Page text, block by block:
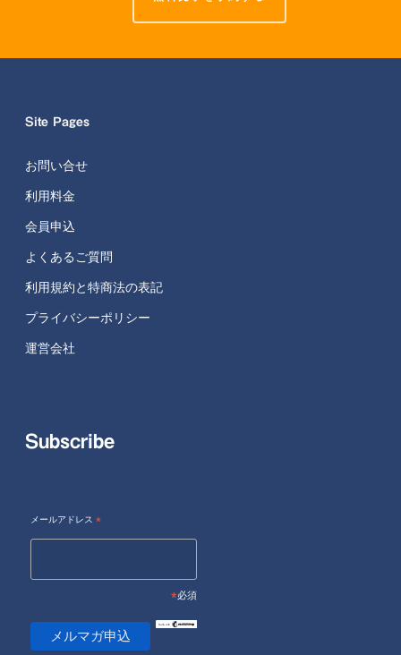
Site Pages
お問い合せ
利用料金
会員申込
よくあるご質問
利用規約と特商法の表記
プライバシーポリシー
運営会社
Subscribe
メールアドレス *
*必須